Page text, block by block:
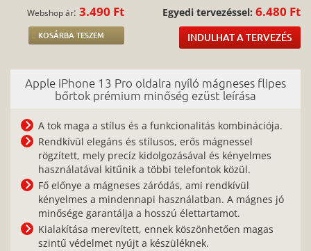
Webshop ár:3.490 Ft
KOSÁRBA TESZEM
Egyedi tervezéssel: 6.480 Ft
INDULHAT A TERVEZÉS
Apple iPhone 13 Pro oldalra nyíló mágneses flipes
bőrtok prémium minőség ezüst leírása
A tok maga a stílus és a funkcionalitás kombinációja.
Rendkívül elegáns és stílusos, erős mágnessel
rögzített, mely precíz kidolgozásával és kényelmes
használatával kitűnik a többi telefontok közül.
Fő előnye a mágneses záródás, ami rendkívül
kényelmes a mindennapi használatban. A mágnes jó
minősége garantálja a hosszú élettartamot.
Kialakítása merevített, ennek köszönhetően magas
szintű védelmet nyújt a készüléknek.